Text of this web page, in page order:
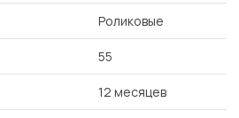
Роликовые
55
12 месяцев